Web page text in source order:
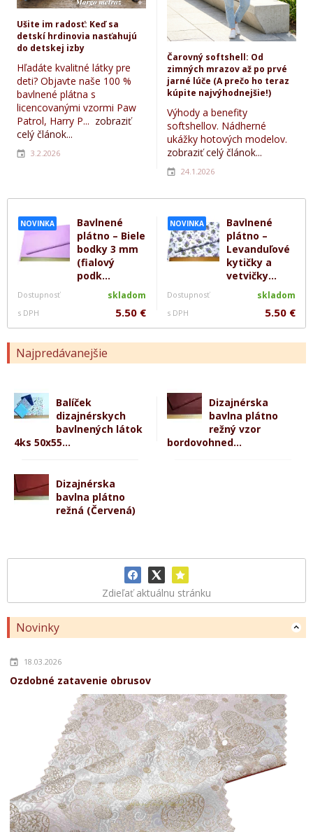
NOVINKA
Bavlnené
plátno – Biele
bodky 3 mm
(fialový
podk...
Dostupnosť skladom
s DPH 5.50 €
NOVINKA
Bavlnené
plátno –
Levanduľové
kytičky a
vetvičky...
Dostupnosť skladom
s DPH 5.50 €
Najpredávanejšie
Balíček
dizajnérskych
bavlnených látok
4ks 50x55...
Dizajnérska
bavlna plátno
režný vzor
bordovohned...
Dizajnérska
bavlna plátno
režná (Červená)
Zdieľať aktuálnu stránku
Novinky
18.03.2026
Ozdobné zatavenie obrusov
Ušite im radosť: Keď sa
detskí hrdinovia nasťahujú
do detskej izby
Hľadáte kvalitné látky pre
deti? Objavte naše 100 %
bavlnené plátna s
licencovanými vzormi Paw
Patrol, Harry P... zobraziť
celý článok...
3.2.2026
Čarovný softshell: Od
zimných mrazov až po prvé
jarné lúče (A prečo ho teraz
kúpite najvýhodnejšie!)
Výhody a benefity
softshellov. Nádherné
ukážky hotových modelov.
zobraziť celý článok...
24.1.2026